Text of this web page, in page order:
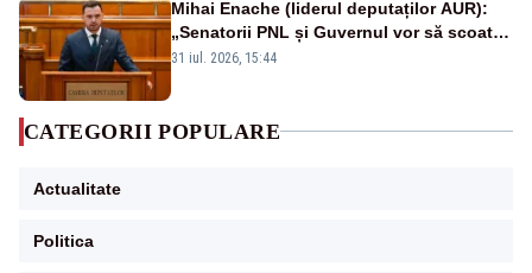
Mihai Enache (liderul deputaților AUR):
„Senatorii PNL și Guvernul vor să scoată
la vânzare bunuri publice pentru a stinge
31 iul. 2026, 15:44
CATEGORII POPULARE
Actualitate
Politica